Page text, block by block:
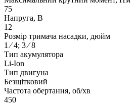
75
Напруга, В
12
Розмір тримача насадки, дюйм
1 ⁄ 4; 3 ⁄ 8
Тип акумулятора
Li-Ion
Тип двигуна
Безщітковий
Частота обертання, об/хв
450